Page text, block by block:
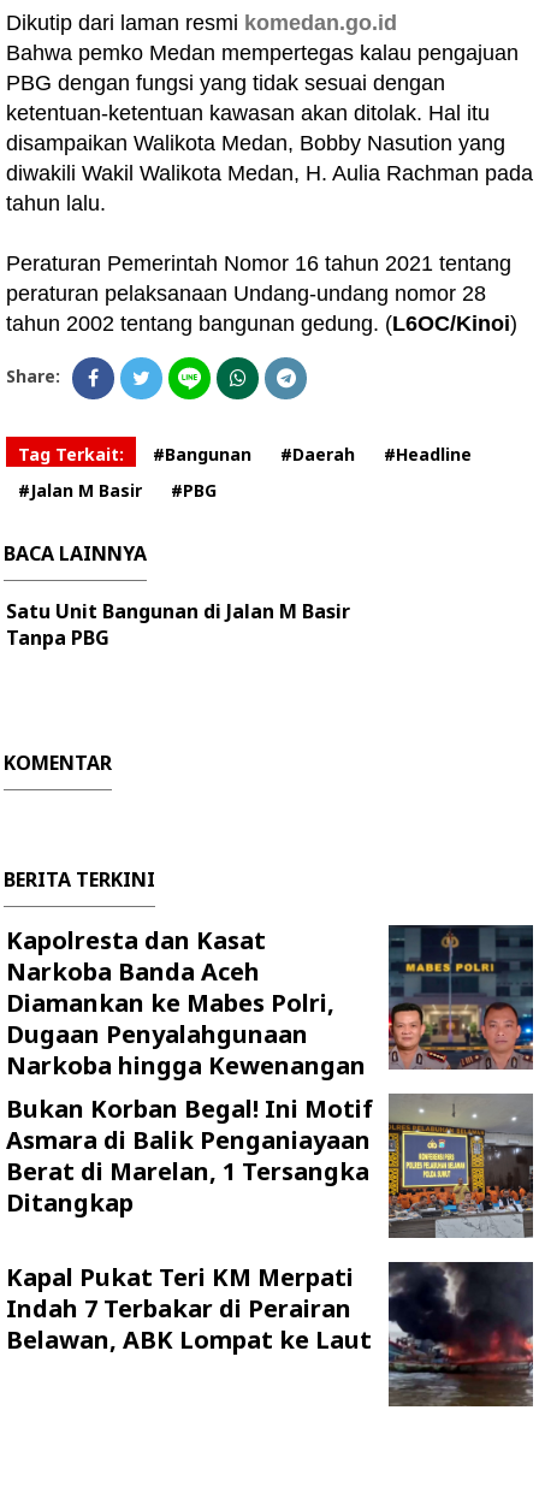
Dikutip dari laman resmi komedan.go.id
Bahwa pemko Medan mempertegas kalau pengajuan
PBG dengan fungsi yang tidak sesuai dengan
ketentuan-ketentuan kawasan akan ditolak. Hal itu
disampaikan Walikota Medan, Bobby Nasution yang
diwakili Wakil Walikota Medan, H. Aulia Rachman pada
tahun lalu.
Peraturan Pemerintah Nomor 16 tahun 2021 tentang
peraturan pelaksanaan Undang-undang nomor 28
tahun 2002 tentang bangunan gedung. (L6OC/Kinoi)
Share:
Tag Terkait: #Bangunan #Daerah
#Headline
#Jalan M Basir
#PBG
BACA LAINNYA
Satu Unit Bangunan di Jalan M Basir
Tanpa PBG
KOMENTAR
BERITA TERKINI
Kapolresta dan Kasat
Narkoba Banda Aceh
Diamankan ke Mabes Polri,
Dugaan Penyalahgunaan
Narkoba hingga Kewenangan
Bukan Korban Begal! Ini Motif
Asmara di Balik Penganiayaan
Berat di Marelan, 1 Tersangka
Ditangkap
Kapal Pukat Teri KM Merpati
Indah 7 Terbakar di Perairan
Belawan, ABK Lompat ke Laut